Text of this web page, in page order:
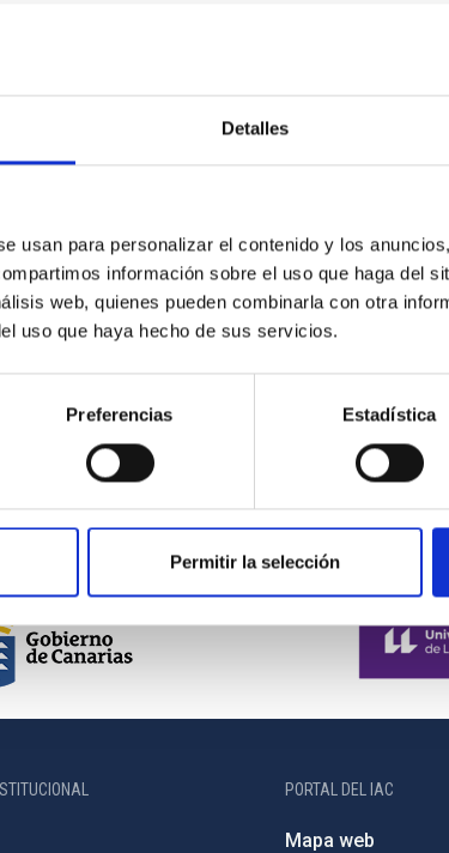
Detalles
usan para personalizar el contenido y los
información sobre el uso que haga del
web, quienes pueden combinarla con otra
uso que haya hecho de sus servicios.
Preferencias Estadística
Permitir la selección
de este proyecto son: 1) estudiar la
del interior solar, 2) ampliar este estudio a
fotométricos y su caracterización con
(espectrometría). Para alcanzar el
utilizamos la
PORTAL DEL IAC
Mapa web